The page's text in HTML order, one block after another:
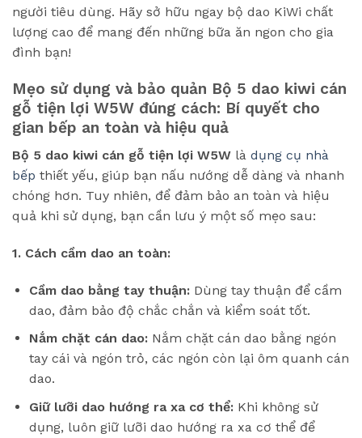
người tiêu dùng. Hãy sở hữu ngay bộ dao KiWi chất
lượng cao để mang đến những bữa ăn ngon cho gia
đình bạn!
Mẹo sử dụng và bảo quản Bộ 5 dao kiwi cán
gỗ tiện lợi W5W đúng cách: Bí quyết cho
gian bếp an toàn và hiệu quả
Bộ 5 dao kiwi cán gỗ tiện lợi W5W là dụng cụ nhà
bếp thiết yếu, giúp bạn nấu nướng dễ dàng và nhanh
chóng hơn. Tuy nhiên, để đảm bảo an toàn và hiệu
quả khi sử dụng, bạn cần lưu ý một số mẹo sau:
1. Cách cầm dao an toàn:
Cầm dao bằng tay thuận:Dùng tay thuận để cầm
dao, đảm bảo độ chắc chắn và kiểm soát tốt.
Nắm chặt cán dao:Nắm chặt cán dao bằng ngón
tay cái và ngón trỏ, các ngón còn lại ôm quanh cán
dao.
Giữ lưỡi dao hướng ra xa cơ thể:Khi không sử
dụng, luôn giữ lưỡi dao hướng ra xa cơ thể để